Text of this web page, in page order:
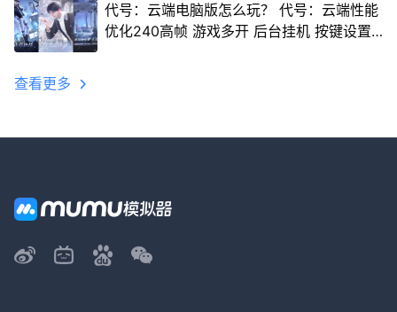
代号：云端电脑版怎么玩？ 代号：云端性能
优化240高帧 游戏多开 后台挂机 按键设置
查看更多